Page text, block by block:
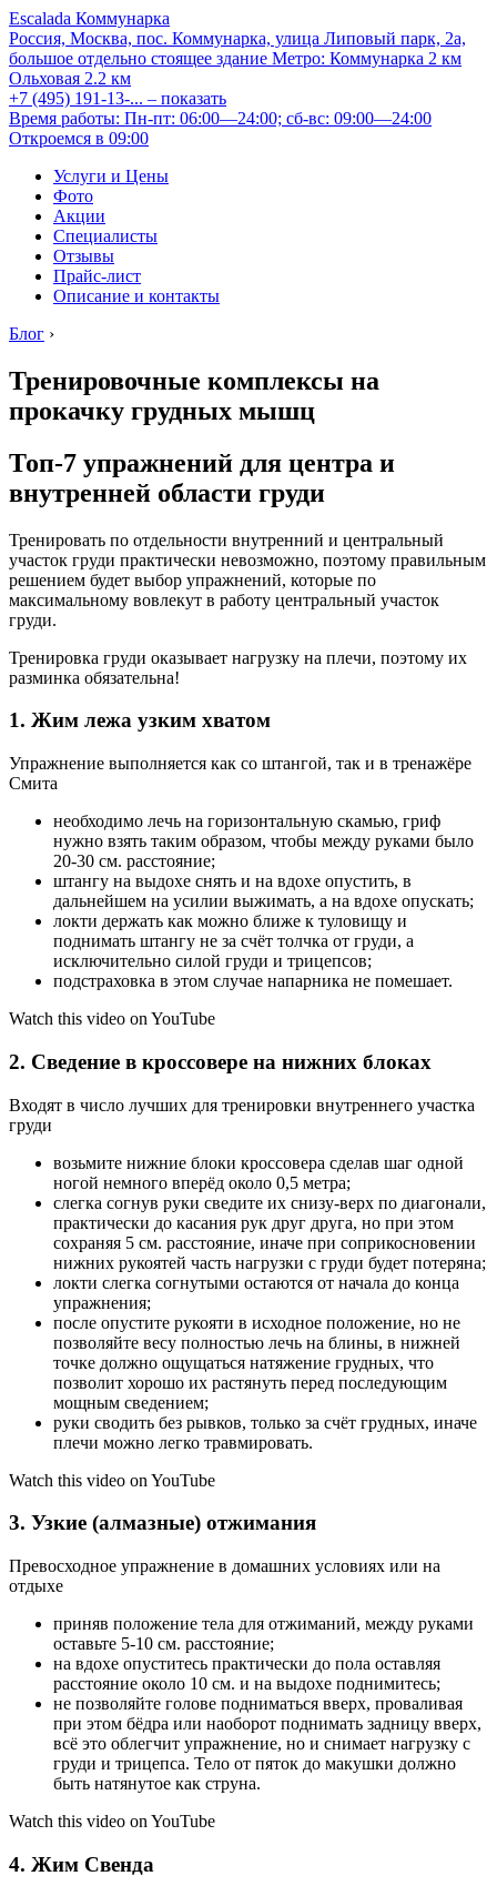
Escalada Коммунарка
Россия, Москва, пос. Коммунарка, улица Липовый парк, 2а,
большое отдельно стоящее здание Метро: Коммунарка 2 км
Ольховая 2.2 км
+7 (495) 191-13-... – показать
Время работы: Пн-пт: 06:00—24:00; сб-вс: 09:00—24:00
Откроемся в 09:00
Услуги и Цены
Фото
Акции
Специалисты
Отзывы
Прайс-лист
Описание и контакты
Блог ›
Тренировочные комплексы на
прокачку грудных мышц
Топ-7 упражнений для центра и
внутренней области груди
Тренировать по отдельности внутренний и центральный
участок груди практически невозможно, поэтому правильным
решением будет выбор упражнений, которые по
максимальному вовлекут в работу центральный участок
груди.
Тренировка груди оказывает нагрузку на плечи, поэтому их
разминка обязательна!
1. Жим лежа узким хватом
Упражнение выполняется как со штангой, так и в тренажёре
Смита
необходимо лечь на горизонтальную скамью, гриф
нужно взять таким образом, чтобы между руками было
20-30 см. расстояние;
штангу на выдохе снять и на вдохе опустить, в
дальнейшем на усилии выжимать, а на вдохе опускать;
локти держать как можно ближе к туловищу и
поднимать штангу не за счёт толчка от груди, а
исключительно силой груди и трицепсов;
подстраховка в этом случае напарника не помешает.
Watch this video on YouTube
2. Сведение в кроссовере на нижних блоках
Входят в число лучших для тренировки внутреннего участка
груди
возьмите нижние блоки кроссовера сделав шаг одной
ногой немного вперёд около 0,5 метра;
слегка согнув руки сведите их снизу-верх по диагонали,
практически до касания рук друг друга, но при этом
сохраняя 5 см. расстояние, иначе при соприкосновении
нижних рукоятей часть нагрузки с груди будет потеряна;
локти слегка согнутыми остаются от начала до конца
упражнения;
после опустите рукояти в исходное положение, но не
позволяйте весу полностью лечь на блины, в нижней
точке должно ощущаться натяжение грудных, что
позволит хорошо их растянуть перед последующим
мощным сведением;
руки сводить без рывков, только за счёт грудных, иначе
плечи можно легко травмировать.
Watch this video on YouTube
3. Узкие (алмазные) отжимания
Превосходное упражнение в домашних условиях или на
отдыхе
приняв положение тела для отжиманий, между руками
оставьте 5-10 см. расстояние;
на вдохе опуститесь практически до пола оставляя
расстояние около 10 см. и на выдохе поднимитесь;
не позволяйте голове подниматься вверх, проваливая
при этом бёдра или наоборот поднимать задницу вверх,
всё это облегчит упражнение, но и снимает нагрузку с
груди и трицепса. Тело от пяток до макушки должно
быть натянутое как струна.
Watch this video on YouTube
4. Жим Свенда